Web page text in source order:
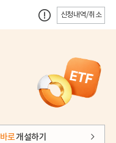
신청내역/취소
바로개설하기